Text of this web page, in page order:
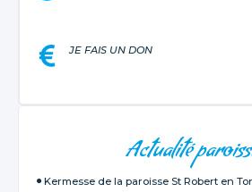
JE FAIS UN DON
Actualité
Kermesse de la paroisse St Robert en